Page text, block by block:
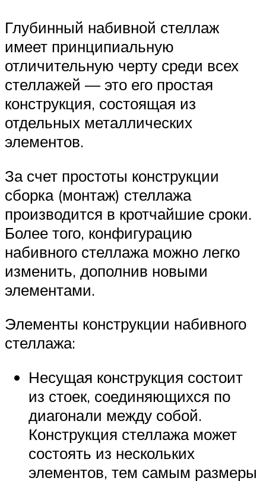
Глубинный набивной стеллаж
имеет принципиальную
отличительную черту среди всех
стеллажей — это его простая
конструкция, состоящая из
отдельных металлических
элементов.
За счет простоты конструкции
сборка (монтаж) стеллажа
производится в кротчайшие сроки.
Более того, конфигурацию
набивного стеллажа можно легко
изменить, дополнив новыми
элементами.
Элементы конструкции набивного
стеллажа:
Несущая конструкция состоит
из стоек, соединяющихся по
диагонали между собой.
Конструкция стеллажа может
состоять из нескольких
элементов, тем самым размеры